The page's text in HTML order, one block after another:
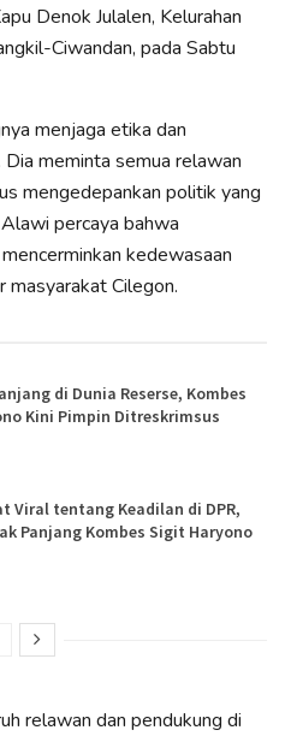
Denok Julalen, Kelurahan
Ciwandan, pada Sabtu
menjaga etika dan
meminta semua relawan
mengedepankan politik yang
percaya bahwa
kedewasaan
masyarakat Cilegon.
di Dunia Reserse, Kombes
Kini Pimpin Ditreskrimsus
Viral tentang Keadilan di DPR,
Panjang Kombes Sigit Haryono
relawan dan pendukung di